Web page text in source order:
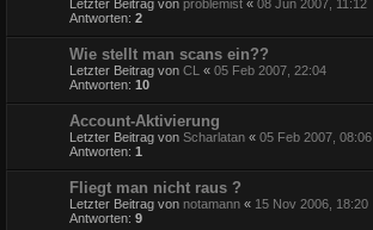
Letzter Beitrag von problemist « 08 Jun 2007, 11:12
Antworten: 2
Wie stellt man scans ein??
Letzter Beitrag von CL « 05 Feb 2007, 22:04
Antworten: 10
Account-Aktivierung
Letzter Beitrag von Scharlatan « 05 Feb 2007, 08:06
Antworten: 1
Fliegt man nicht raus ?
Letzter Beitrag von notamann « 15 Nov 2006, 18:20
Antworten: 9